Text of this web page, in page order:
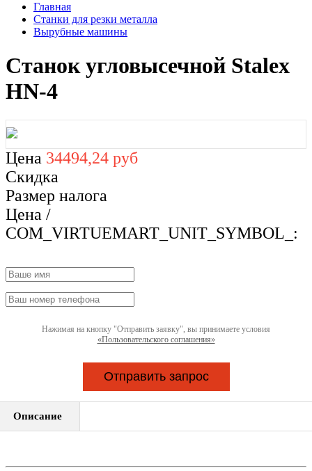
Главная
Станки для резки металла
Вырубные машины
Станок угловысечной Stalex
HN-4
Цена 34494,24 руб
Скидка
Размер налога
Цена /
COM_VIRTUEMART_UNIT_SYMBOL_:
Нажимая на кнопку "Отправить заявку", вы принимаете условия
«Пользовательского соглашения»
Отправить запрос
Описание